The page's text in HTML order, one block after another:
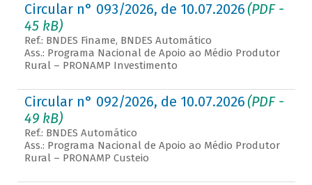
Circular n° 093/2026, de 10.07.2026(PDF -
45 kB)
Ref.: BNDES Finame, BNDES Automático
Ass.: Programa Nacional de Apoio ao Médio Produtor
Rural – PRONAMP Investimento
Circular n° 092/2026, de 10.07.2026(PDF -
49 kB)
Ref.: BNDES Automático
Ass.: Programa Nacional de Apoio ao Médio Produtor
Rural – PRONAMP Custeio